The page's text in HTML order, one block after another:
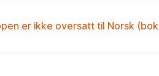
er ikke oversatt til Norsk